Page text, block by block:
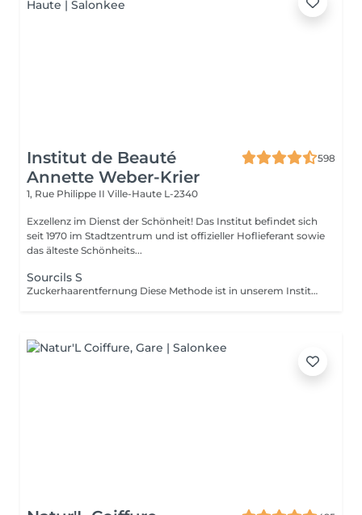
Institut de Beauté
Annette Weber-Krier
598
1, Rue Philippe II Ville-Haute L-2340
Exzellenz im Dienst der Schönheit! Das Institut befindet sich
seit 1970 im Stadtzentrum und ist offizieller Hoflieferant sowie
das älteste Schönheits...
Sourcils S
Zuckerhaarentfernung Diese Methode ist in unserem Institut sehr beliebt geworden. Die Zuckerpaste ist 100% natürlich. Sie basiert auf tausendjährigen Rezepten aus dem Nahen Osten und enthält ausschließlich Wasser und Zucker ohne chemische, aromatische oder färbende Substanzen. Die Paste ist hypoallergen und verursacht keine Hautreizungen. Sie gilt für alle Bereiche. Die Paste wird in das Follikel massiert, umhüllt die Haare, umgibt sie und schmiert sie. Die Extraktion erfolgt in natürlicher Haarwuchsrichtung. Es gibt keine gebrochenen Haare mehr im Follikel. Diese Technik verursacht keine Rötung oder Reizung der Haut. Ein nicht zu vernachlässigender Vorteil ist die Tatsache, dass Sie keine bestimmte Haarlänge haben müssen, da der Zucker anders als beim Wachs sehr kurze Haare effektiv entfernt. Wir empfehlen diese Methode auch Teenagern beim ersten Depilieren und bei Menschen, die eine vollständige Körperhaarentfernung wünschen, da sie viel weniger schmerzhaft ist als Wachsen.